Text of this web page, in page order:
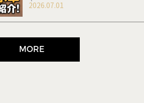
た
2026.07.01
MORE